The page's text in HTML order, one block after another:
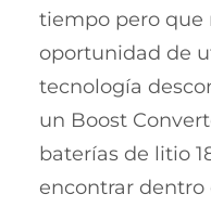
tiempo pero que
oportunidad de
tecnología
un Boost
baterías de litio
encontrar dentro